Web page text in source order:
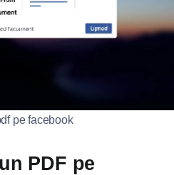
pe facebook
PDF pe